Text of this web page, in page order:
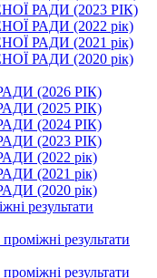
РАДИ (2023 РІК)
РАДИ (2022 рік)
РАДИ (2021 рік)
РАДИ (2020 рік)
(2026 РІК)
(2025 РІК)
(2024 РІК)
(2023 РІК)
(2022 рік)
(2021 рік)
(2020 рік)
результати
результати
результати